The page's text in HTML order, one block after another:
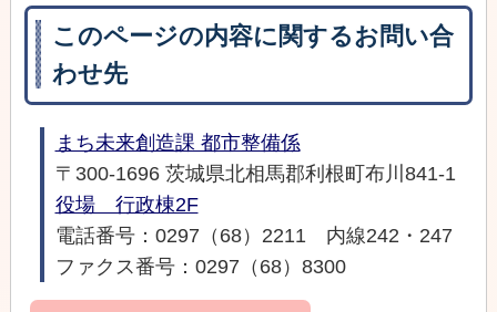
このページの内容に関するお問い合
わせ先
まち未来創造課 都市整備係
〒300-1696 茨城県北相馬郡利根町布川841-1
役場 行政棟2F
電話番号：0297（68）2211 内線242・247
ファクス番号：0297（68）8300